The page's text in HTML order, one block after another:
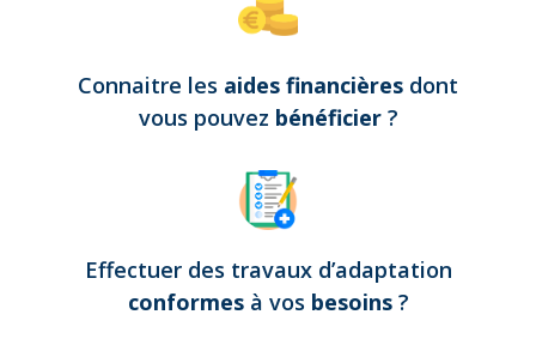
Connaitre les aides financières dont
vous pouvez bénéficier ?
Effectuer des travaux d’adaptation
conformes à vos besoins ?